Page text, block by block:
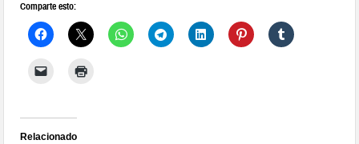
Comparte esto:
Relacionado